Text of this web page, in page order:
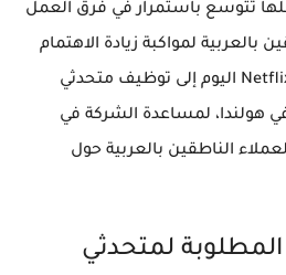
تتوسع باستمرار في فرق العمل
بالعربية لمواكبة زيادة الاهتمام
بالمحتوى العربي. تسعى Netflix اليوم إلى توظيف متحدثي
في هولندا، لمساعدة الشركة في
الناطقين بالعربية حول
لمتحدثي